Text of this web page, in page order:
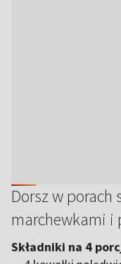
Dorsz w porach
marchewkami i
Składniki na 4